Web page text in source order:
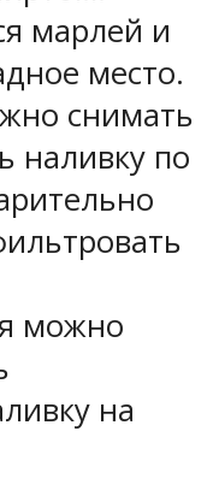
марлей и
место.
снимать
наливку по
можно
на